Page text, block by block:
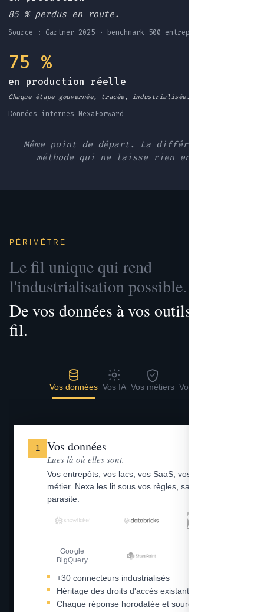
85 % perdus en route.
Source : Gartner 2025 · benchmark 500 entreprises EU
75 %
en production réelle
Chaque étape gouvernée, tracée, industrialisée.
Données internes NexaForward
Même point de départ. La différence : une
méthode qui ne laisse rien en route.
PÉRIMÈTRE
Le fil unique qui rend
l'industrialisation possible.
De vos données à vos outils, un seul
fil.
Vos données Vos IA Vos métiers Vos outils
1 Vos données
Lues là où elles sont.
Vos entrepôts, vos lacs, vos SaaS, vos fichiers
métier. Nexa les lit sous vos règles, sans copie
parasite.
Google
BigQuery
+30 connecteurs industrialisés
Héritage des droits d'accès existants
Chaque réponse horodatée et sourcée